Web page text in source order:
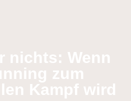
nichts: Wenn
zum
Kampf wird